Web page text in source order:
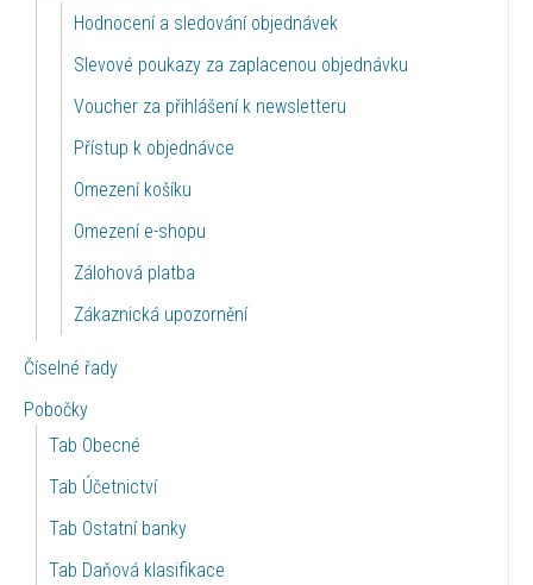
Hodnocení a sledování objednávek
Slevové poukazy za zaplacenou objednávku
Voucher za přihlášení k newsletteru
Přístup k objednávce
Omezení košíku
Omezení e-shopu
Zálohová platba
Zákaznická upozornění
Číselné řady
Pobočky
Tab Obecné
Tab Účetnictví
Tab Ostatní banky
Tab Daňová klasifikace